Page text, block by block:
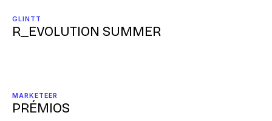
GLINTT
R_EVOLUTION SUMMER
MARKETEER
PRÉMIOS